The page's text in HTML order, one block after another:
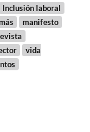
Inclusión laboral
manifesto
vida